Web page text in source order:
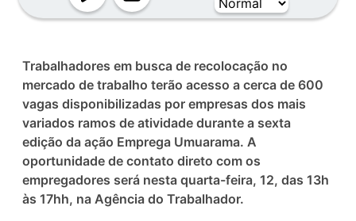
Trabalhadores em busca de recolocação no
mercado de trabalho terão acesso a cerca de 600
vagas disponibilizadas por empresas dos mais
variados ramos de atividade durante a sexta
edição da ação Emprega Umuarama. A
oportunidade de contato direto com os
empregadores será nesta quarta-feira, 12, das 13h
às 17hh, na Agência do Trabalhador.